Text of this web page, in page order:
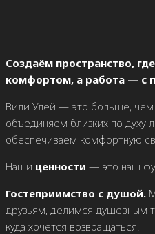
Создаём пространство,
комфортом, а работа — с
Вили Улей — это больше, чем
объединяем близких по духу
обеспечиваем комфортную
Наши ценности — это наш
Гостеприимство с душой.
друзьям, делимся душевным
куда хочется возвращаться.